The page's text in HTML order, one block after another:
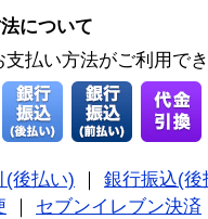
について
支払い方法がご利用で
(後払い)
銀行振込(後
セブンイレブン決済